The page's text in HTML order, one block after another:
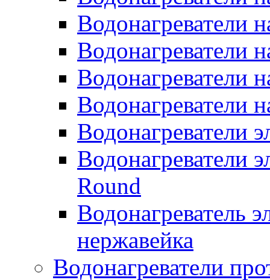
Водонагреватели
Водонагреватели
Водонагреватели
Водонагреватели
Водонагреватели
Водонагреватели
Round
Водонагреватель
нержавейка
Водонагреватели